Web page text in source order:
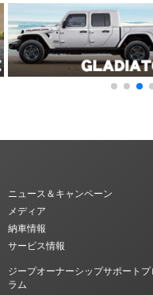
ニュース＆キャンペーン
メディア
納車情報
サービス情報
ジープオーナーシップサポートプ
ラム